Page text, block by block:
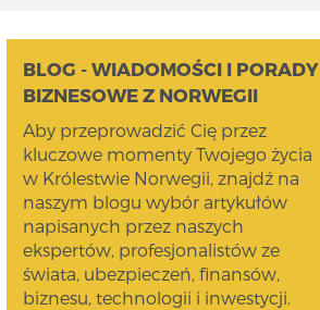
BLOG - WIADOMOŚCI I PORADY
BIZNESOWE Z NORWEGII
Aby przeprowadzić Cię przez
kluczowe momenty Twojego życia
w Królestwie Norwegii, znajdź na
naszym blogu wybór artykułów
napisanych przez naszych
ekspertów, profesjonalistów ze
świata, ubezpieczeń, finansów,
biznesu, technologii i inwestycji.